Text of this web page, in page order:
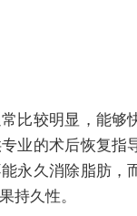
比较明显，能
业的术后恢复
永久消除脂肪
持久性。